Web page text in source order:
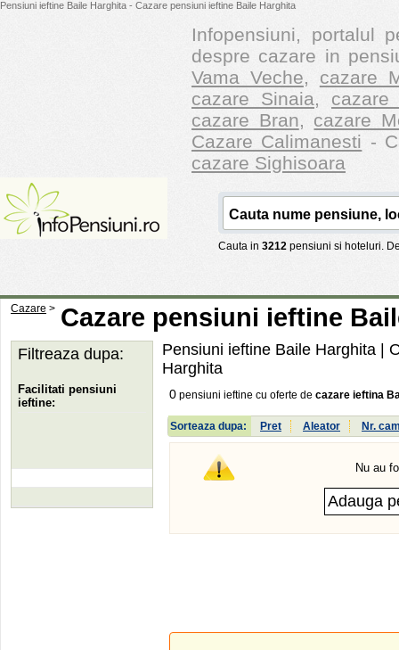
Pensiuni ieftine Baile Harghita - Cazare pensiuni ieftine Baile Harghita
Infopensiuni, portalul
despre cazare in
Vama Veche, cazare
cazare Sinaia, cazare
cazare Bran, cazare
Cazare Calimanesti -
cazare Sighisoara
Cauta in 3212 pensiuni si hoteluri.
Cazare > Cazare pensiuni ieftine
Pensiuni ieftine Baile Harghita |
Harghita
0 pensiuni ieftine cu oferte de cazare ieftina
Sorteaza dupa: Pret Aleator Nr.
Nu au
Filtreaza dupa:
Facilitati pensiuni
ieftine: